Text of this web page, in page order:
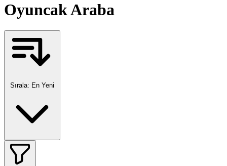
Oyuncak Araba
Sırala: En Yeni